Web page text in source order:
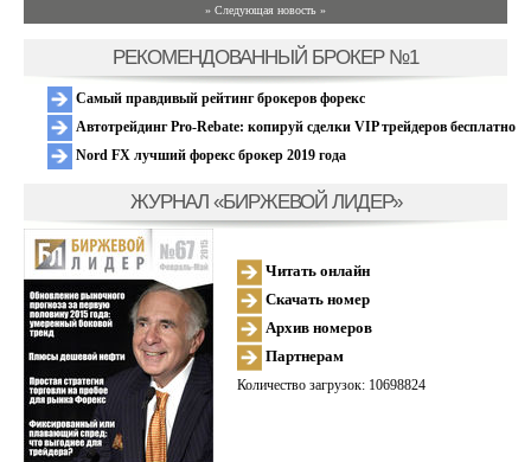
» Следующая новость »
РЕКОМЕНДОВАННЫЙ БРОКЕР №1
Самый правдивый рейтинг брокеров форекс
Автотрейдинг Pro-Rebate: копируй сделки VIP трейдеров бесплатно
Nord FX лучший форекс брокер 2019 года
ЖУРНАЛ «БИРЖЕВОЙ ЛИДЕР»
Читать онлайн
Скачать номер
Архив номеров
Партнерам
Количество загрузок: 10698824